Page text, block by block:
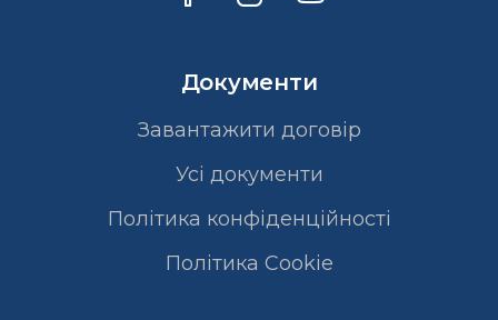
Документи
Завантажити договір
Усі документи
Політика конфіденційності
Полiтика Cookie